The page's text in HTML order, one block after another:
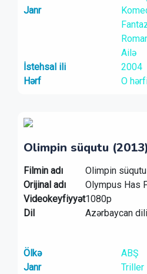
Janr
Ailə
İstehsal ili
2004
Hərf
O
Olimpin süqutu (2013)
Filmin adı
Olimpin süqutu
Orijinal adı
Olympus Has
Videokeyfiyyət1080p
Dil
Azərbaycan
Ölkə
ABŞ
Janr
Triller